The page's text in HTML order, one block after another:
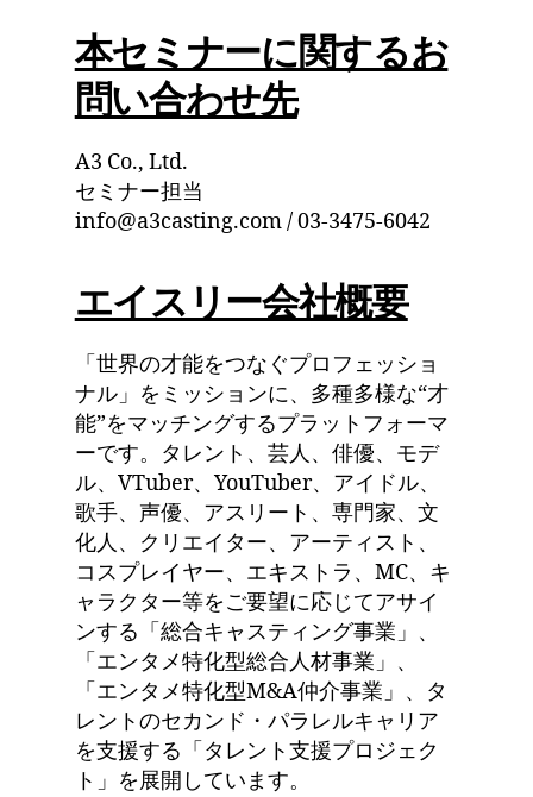
本セミナーに関するお
問い合わせ先
A3 Co., Ltd.
セミナー担当
info@a3casting.com / 03-3475-6042
エイスリー会社概要
「世界の才能をつなぐプロフェッショ
ナル」をミッションに、多種多様な“才
能”をマッチングするプラットフォーマ
ーです。タレント、芸人、俳優、モデ
ル、VTuber、YouTuber、アイドル、
歌手、声優、アスリート、専門家、文
化人、クリエイター、アーティスト、
コスプレイヤー、エキストラ、MC、キ
ャラクター等をご要望に応じてアサイ
ンする「総合キャスティング事業」、
「エンタメ特化型総合人材事業」、
「エンタメ特化型M&A仲介事業」、タ
レントのセカンド・パラレルキャリア
を支援する「タレント支援プロジェク
ト」を展開しています。